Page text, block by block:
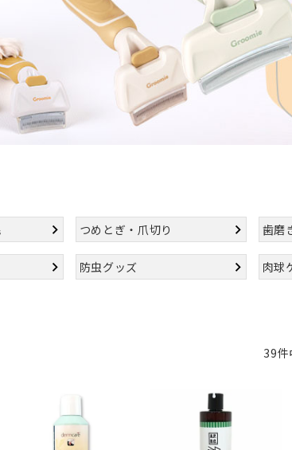
つめとぎ・爪切り 歯磨
防虫グッズ 肉球
39件